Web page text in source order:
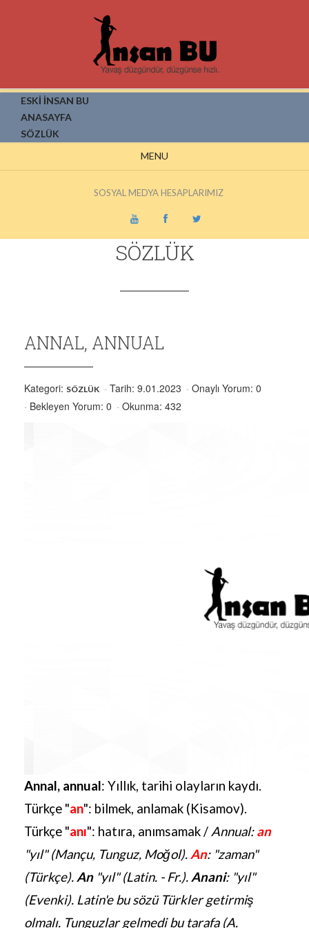
ESKİ İNSAN BU
ANASAYFA
SÖZLÜK
MENU
SOSYAL MEDYA HESAPLARIMIZ
SÖZLÜK
ANNAL, ANNUAL
Kategori: SÖZLÜK Tarih: 9.01.2023
Onaylı Yorum: 0
Bekleyen Yorum: 0
Okunma: 432
Annal, annual: Yıllık, tarihi olayların kaydı.
Türkçe "an": bilmek, anlamak (Kisamov).
Türkçe "anı": hatıra, anımsamak / Annual:an
"yıl" (Mançu, Tunguz, Moğol). An: "zaman"
(Türkçe). An"yıl" (Latin. - Fr.). Anani: "yıl"
(Evenki). Latin'e bu sözü Türkler getirmiş
olmalı. Tunguzlar gelmedi bu tarafa (A.